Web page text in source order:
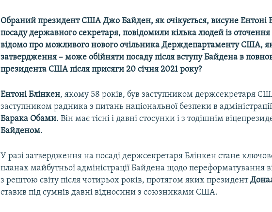
Обраний президент США Джо Байден, як очікується, висуне Ентоні
посаду державного секретаря, повідомили кілька людей із
відомо про можливого нового очільника Держдепартаменту США,
затвердження – може обійняти посаду після вступу Байдена в
президента США після присяги 20 січня 2021 року?
Ентоні Блінкен, якому 58 років, був заступником держсекретаря
заступником радника з питань національної безпеки в
Барака Обами. Він має тісні і давні стосунки і з тодішнім
Байденом.
У разі затвердження на посаді держсекретаря Блінкен стане
планах майбутньої адміністрації Байдена щодо переформатування
з рештою світу після чотирьох років, протягом яких президент
ставив під сумнів давні відносини з союзниками США.